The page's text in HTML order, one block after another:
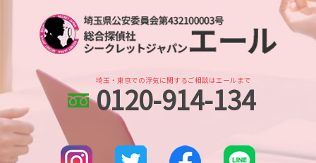
浮気調査 メール 復元
浮気調査 いくら かかった
不倫調査 gps おすすめ
身辺調査 何を調べる
身辺調査 個人
身辺調査 夫
身辺調査 違法
婚前調査 どこまで
人探し 必要な情報
人探し どうやって
人探し 方法 sns
行方不明 人探し
人探し 名前も わからない
出会い工作 探偵
探偵 人探し どうやって
人探し 会いたい
埼玉県 ストーカー被害 対策
浦和 身辺調査
埼玉県 各種調査
所沢市 人探し
川越市 身辺調査
大宮公園 身辺調査
川越市 浮気不倫調査
越谷レイクタウン 人探し
埼玉・東京での浮気に関するご相談はエールまで
0120-914-134